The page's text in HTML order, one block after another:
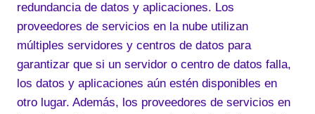
redundancia de datos y aplicaciones. Los
proveedores de servicios en la nube utilizan
múltiples servidores y centros de datos para
garantizar que si un servidor o centro de datos falla,
los datos y aplicaciones aún estén disponibles en
otro lugar. Además, los proveedores de servicios en